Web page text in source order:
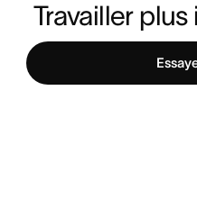
Travailler